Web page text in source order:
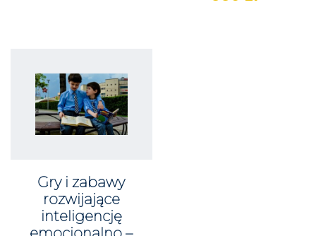
Gry i zabawy
rozwijające
inteligencję